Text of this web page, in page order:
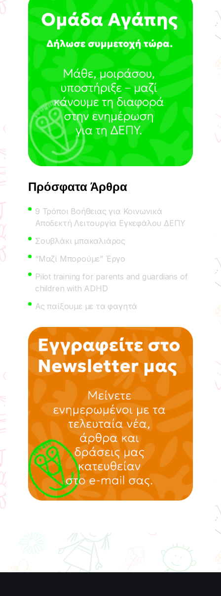
Πρόσφατα Άρθρα
9 Τρόποι Βοήθειας για Κοινωνικά
Αποδεκτή Λειτουργία Εγκεφάλου ΔΕΠΥ
Σουβλάκι μπακαλιάρος
“Μαζί Μπορούμε” Έργο
Pilot training for parents and guardians of
children with ADHD
Ας παίξουμε με τα φαγητά